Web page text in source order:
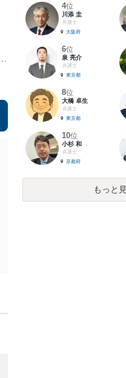
4位
川添 圭
弁護士
大阪府
6位
泉 亮介
弁護士
東京都
8位
大橋 卓生
弁護士
東京都
10位
小杉 和
弁護士
京都府
もっと